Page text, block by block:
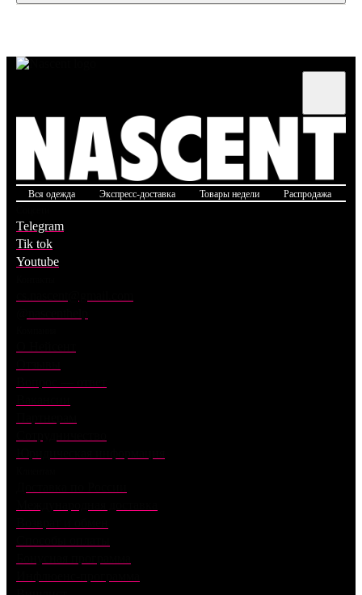
Вся одежда Экспресс-доставка Товары недели Распродажа
Telegram
Tik tok
Youtube